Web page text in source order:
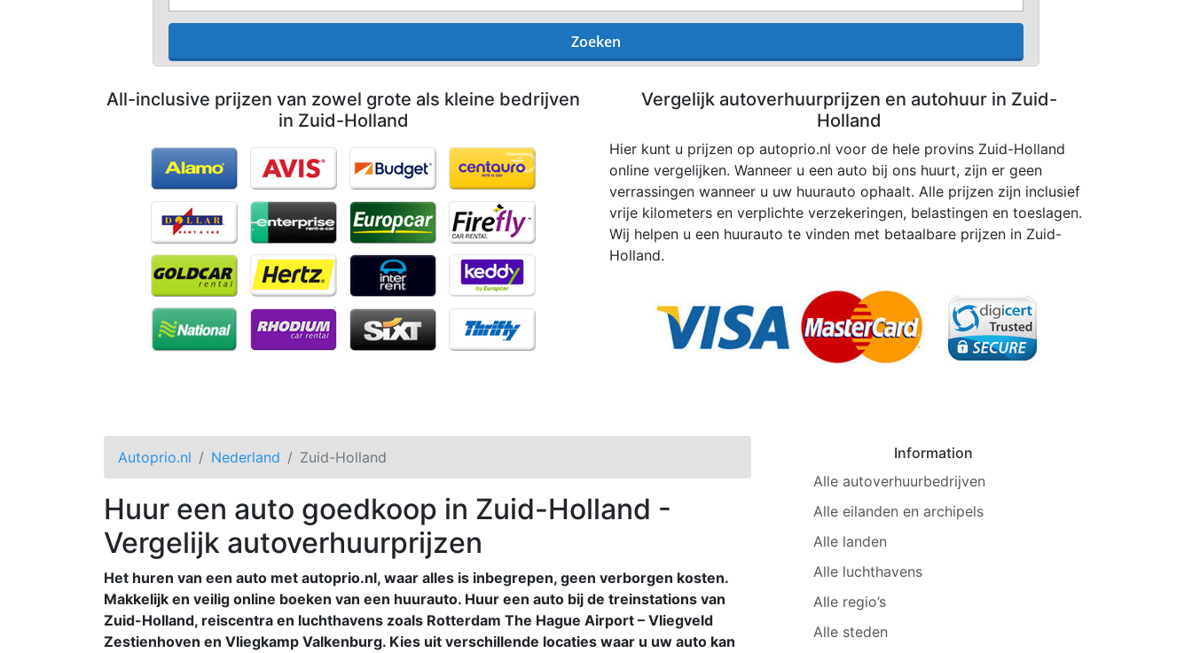
Zoeken
All-inclusive prijzen van zowel grote als kleine bedrijven
in Zuid-Holland
Vergelijk autoverhuurprijzen en autohuur in Zuid-
Holland
Hier kunt u prijzen op autoprio.nl voor de hele provins Zuid-Holland
online vergelijken. Wanneer u een auto bij ons huurt, zijn er geen
verrassingen wanneer u uw huurauto ophaalt. Alle prijzen zijn inclusief
vrije kilometers en verplichte verzekeringen, belastingen en toeslagen.
Wij helpen u een huurauto te vinden met betaalbare prijzen in Zuid-
Holland.
Autoprio.nl Nederland Zuid-Holland
Huur een auto goedkoop in Zuid-Holland -
Vergelijk autoverhuurprijzen
Het huren van een auto met autoprio.nl, waar alles is inbegrepen, geen verborgen kosten.
Makkelijk en veilig online boeken van een huurauto. Huur een auto bij de treinstations van
Zuid-Holland, reiscentra en luchthavens zoals Rotterdam The Hague Airport – Vliegveld
Zestienhoven en Vliegkamp Valkenburg. Kies uit verschillende locaties waar u uw auto kan
Information
Alle autoverhuurbedrijven
Alle eilanden en archipels
Alle landen
Alle luchthavens
Alle regio’s
Alle steden